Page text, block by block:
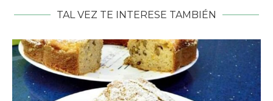
TAL VEZ TE INTERESE TAMBIÉN